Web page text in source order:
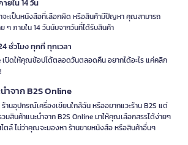
ยใน 14 วัน
าจะเป็นหนังสือที่เลือกผิด หรือสินค้ามีปัญหา คุณสามารถ
ๆ ภายใน 14 วันนับจากวันที่ได้รับสินค้า
ชั่วโมง ทุกที่ ทุกเวลา
เปิดให้คุณช้อปได้ตลอดวันตลอดคืน อยากได้อะไร แค่คลิก
ำจาก B2S Online
านอุปกรณ์เครื่องเขียนใกล้ฉัน หรืออยากแวะร้าน B2S แต่
วมสินค้าแนะนำจาก B2S Online มาให้คุณเลือกสรรได้ง่ายๆ
ล์ ไม่ว่าคุณจะมองหา ร้านขายหนังสือ หรือสินค้าอื่นๆ